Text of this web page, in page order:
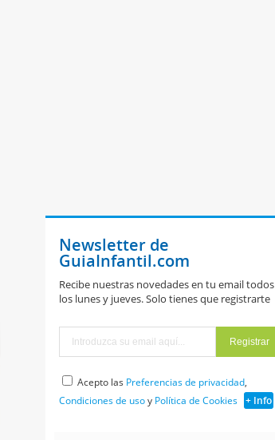
Newsletter de
GuiaInfantil.com
Recibe nuestras novedades en tu email todos
los lunes y jueves. Solo tienes que registrarte
Acepto las Preferencias de privacidad,
Condiciones de usoy Política de Cookies + Info